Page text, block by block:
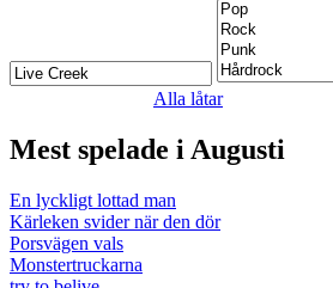
Alla låtar
Mest spelade i Augusti
En lyckligt lottad man
Kärleken svider när den dör
Porsvägen vals
Monstertruckarna